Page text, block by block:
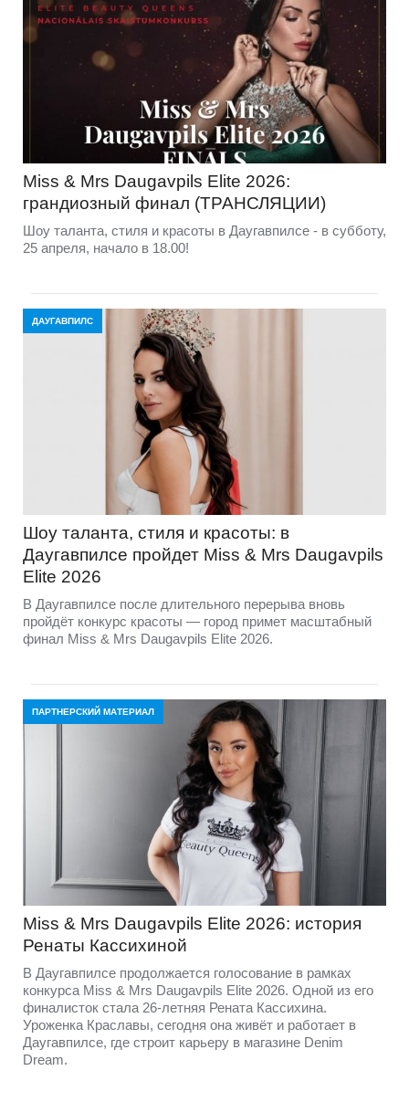
Miss & Mrs Daugavpils Elite 2026:
грандиозный финал (ТРАНСЛЯЦИИ)
Шоу таланта, стиля и красоты в Даугавпилсе - в субботу,
25 апреля, начало в 18.00!
ДАУГАВПИЛС
Шоу таланта, стиля и красоты: в
Даугавпилсе пройдет Miss & Mrs Daugavpils
Elite 2026
В Даугавпилсе после длительного перерыва вновь
пройдёт конкурс красоты — город примет масштабный
финал Miss & Mrs Daugavpils Elite 2026.
ПАРТНЕРСКИЙ МАТЕРИАЛ
Miss & Mrs Daugavpils Elite 2026: история
Ренаты Кассихиной
В Даугавпилсе продолжается голосование в рамках
конкурса Miss & Mrs Daugavpils Elite 2026. Одной из его
финалисток стала 26-летняя Рената Кассихина.
Уроженка Краславы, сегодня она живёт и работает в
Даугавпилсе, где строит карьеру в магазине Denim
Dream.